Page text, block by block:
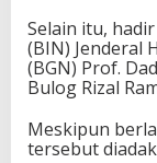
Selain itu,
(BIN) Jenderal
(BGN) Prof.
Bulog Rizal
Meskipun
tersebut